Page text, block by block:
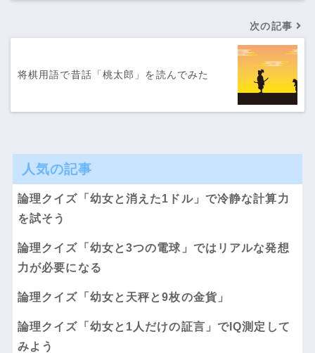
次の記事
将棋用語で昔話「桃太郎」を読んでみた
人気の記事
論理クイズ「幼女と消えた1ドル」で冷静な計算力
を試そう
論理クイズ「幼女と3つの電球」ではリアルな発想
力が必要になる
論理クイズ「幼女と天秤と9枚の金貨」
論理クイズ「幼女と1人だけの証言」でIQ測定して
みよう